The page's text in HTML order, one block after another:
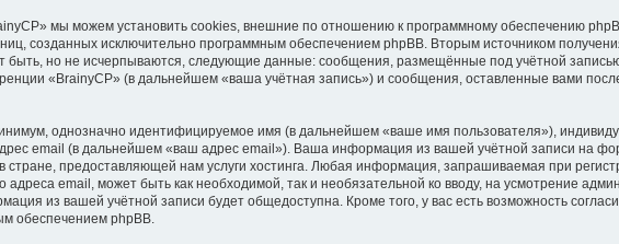
мы можем установить cookies, внешние по отношению к программному обеспечению
созданных исключительно программным обеспечением phpBB. Вторым источником
быть, но не исчерпываются, следующие данные: сообщения, размещённые под учётной
«BrainyCP» (в дальнейшем «ваша учётная запись») и сообщения, оставленные вами
однозначно идентифицируемое имя (в дальнейшем «ваше имя пользователя»),
email (в дальнейшем «ваш адрес email»). Ваша информация из вашей учётной записи на
предоставляющей нам услуги хостинга. Любая информация, запрашиваемая при
email, может быть как необходимой, так и необязательной ко вводу, на усмотрение
из вашей учётной записи будет общедоступна. Кроме того, у вас есть возможность
обеспечением phpBB.